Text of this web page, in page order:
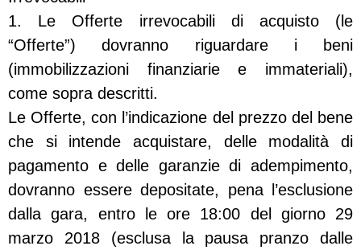
1. Le Offerte irrevocabili di acquisto (le
“Offerte”) dovranno riguardare i beni
(immobilizzazioni finanziarie e immateriali),
come sopra descritti.
Le Offerte, con l’indicazione del prezzo del bene
che si intende acquistare, delle modalità di
pagamento e delle garanzie di adempimento,
dovranno essere depositate, pena l’esclusione
dalla gara, entro le ore 18:00 del giorno 29
marzo 2018 (esclusa la pausa pranzo dalle